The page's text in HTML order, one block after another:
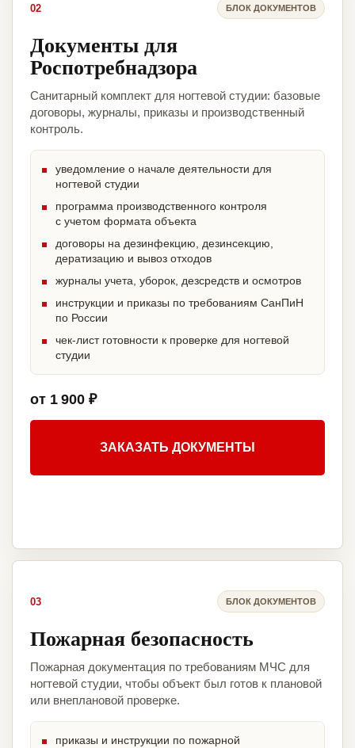
02 БЛОК ДОКУМЕНТОВ
Документы для
Роспотребнадзора
Санитарный комплект для ногтевой студии: базовые
договоры, журналы, приказы и производственный
контроль.
уведомление о начале деятельности для
ногтевой студии
программа производственного контроля
с учетом формата объекта
договоры на дезинфекцию, дезинсекцию,
дератизацию и вывоз отходов
журналы учета, уборок, дезсредств и осмотров
инструкции и приказы по требованиям СанПиН
по России
чек-лист готовности к проверке для ногтевой
студии
от 1 900 ₽
ЗАКАЗАТЬ ДОКУМЕНТЫ
03 БЛОК ДОКУМЕНТОВ
Пожарная безопасность
Пожарная документация по требованиям МЧС для
ногтевой студии, чтобы объект был готов к плановой
или внеплановой проверке.
приказы и инструкции по пожарной